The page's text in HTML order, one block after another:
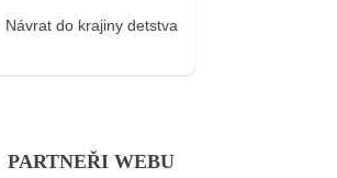
Návrat do krajiny detstva
PARTNEŘI WEBU